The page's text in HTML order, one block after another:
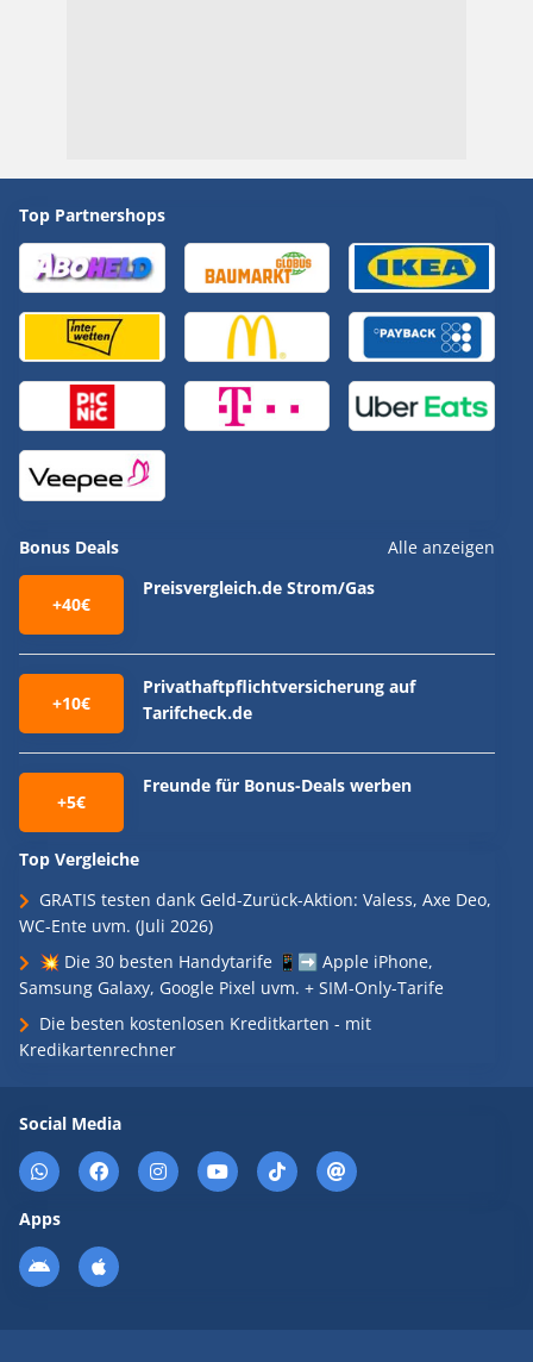
Top Partnershops
Bonus Deals Alle anzeigen
+40€
Preisvergleich.de Strom/Gas
+10€
Privathaftpflichtversicherung auf
Tarifcheck.de
+5€
Freunde für Bonus-Deals werben
Top Vergleiche
GRATIS testen dank Geld-Zurück-Aktion: Valess, Axe Deo,
WC-Ente uvm. (Juli 2026)
💥 Die 30 besten Handytarife 📱➡️ Apple iPhone,
Samsung Galaxy, Google Pixel uvm. + SIM-Only-Tarife
Die besten kostenlosen Kreditkarten - mit
Kredikartenrechner
Social Media
Apps